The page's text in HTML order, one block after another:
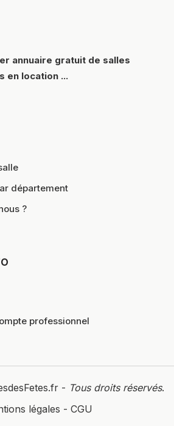
annuaire gratuit de salles
en location ...
département
?
professionnel
- Tous droits réservés.
légales - CGU